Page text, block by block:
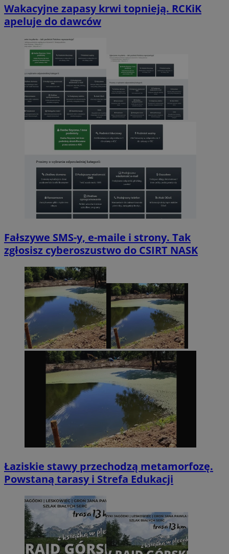
Wakacyjne zapasy krwi topnieją. RCKiK
apeluje do dawców
Fałszywe SMS-y, e-maile i strony. Tak
zgłosisz cyberoszustwo do CSIRT NASK
Łaziskie stawy przechodzą metamorfozę.
Powstaną tarasy i Strefa Edukacji